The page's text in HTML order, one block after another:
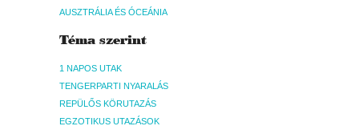
AUSZTRÁLIA ÉS ÓCEÁNIA
Téma szerint
1 NAPOS UTAK
TENGERPARTI NYARALÁS
REPÜLŐS KÖRUTAZÁS
EGZOTIKUS UTAZÁSOK